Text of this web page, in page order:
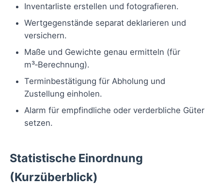
Inventarliste erstellen und fotografieren.
Wertgegenstände separat deklarieren und
versichern.
Maße und Gewichte genau ermitteln (für
m³‑Berechnung).
Terminbestätigung für Abholung und
Zustellung einholen.
Alarm für empfindliche oder verderbliche Güter
setzen.
Statistische Einordnung
(Kurzüberblick)